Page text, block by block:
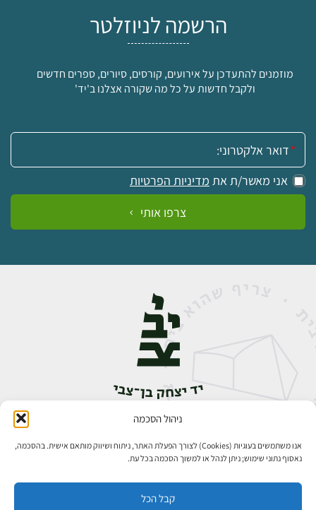
ניהול הסכמה
אנו משתמשים בעוגיות (Cookies) לצורך הפעלת האתר, ניתוח ושיווק מותאם אישית. בהסכמה,
נאסוף נתוני שימוש; ניתן לנהל או למשוך הסכמה בכל עת.
קבל הכל
הרשמה לניוזלטר
מוזמנים להתעדכן על אירועים, קורסים, סיורים, ספרים חדשים
ולקבל חדשות על כל מה שקורה אצלנו ב'יד'
אימייל:
אני מאשר/ת את מדיניות הפרטיות
צרפו אותי
אבן גבירול 14, רחביה, ירושלים